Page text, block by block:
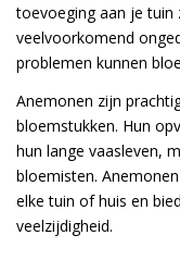
toevoeging aan je tuin
veelvoorkomend
problemen kunnen
Anemonen zijn
bloemstukken. Hun
hun lange vaasleven,
bloemisten.
elke tuin of huis en
veelzijdigheid.